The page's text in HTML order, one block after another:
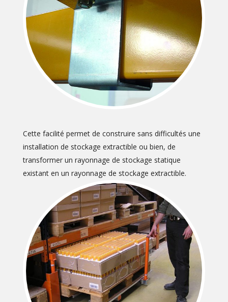
Cette facilité permet de construire sans difficultés une
installation de stockage extractible ou bien, de
transformer un rayonnage de stockage statique
existant en un rayonnage de stockage extractible.